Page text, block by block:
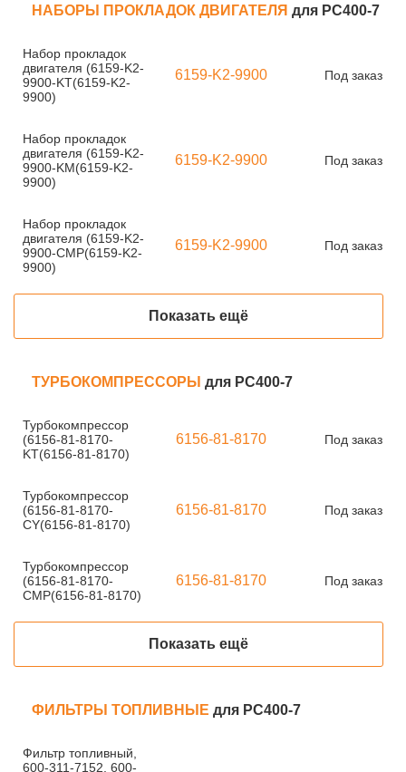
НАБОРЫ ПРОКЛАДОК ДВИГАТЕЛЯ для PC400-7
Набор прокладок
двигателя (6159-K2-
9900-KT(6159-K2-
9900)
6159-K2-9900 Под заказ
Набор прокладок
двигателя (6159-K2-
9900-KM(6159-K2-
9900)
6159-K2-9900 Под заказ
Набор прокладок
двигателя (6159-K2-
9900-CMP(6159-K2-
9900)
6159-K2-9900 Под заказ
Показать ещё
ТУРБОКОМПРЕССОРЫ для PC400-7
Турбокомпрессор
(6156-81-8170-
KT(6156-81-8170)
6156-81-8170 Под заказ
Турбокомпрессор
(6156-81-8170-
CY(6156-81-8170)
6156-81-8170 Под заказ
Турбокомпрессор
(6156-81-8170-
CMP(6156-81-8170)
6156-81-8170 Под заказ
Показать ещё
ФИЛЬТРЫ ТОПЛИВНЫЕ для PC400-7
Фильтр топливный,
600-311-7152, 600-